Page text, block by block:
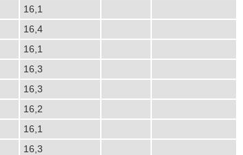
16,1
16,4
16,1
16,3
16,3
16,2
16,1
16,3